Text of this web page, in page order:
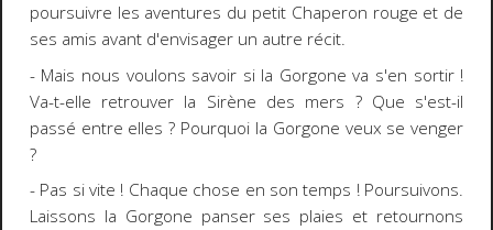
poursuivre les aventures du petit Chaperon rouge et de
ses amis avant d'envisager un autre récit.
- Mais nous voulons savoir si la Gorgone va s'en sortir !
Va-t-elle retrouver la Sirène des mers ? Que s'est-il
passé entre elles ? Pourquoi la Gorgone veux se venger
?
- Pas si vite ! Chaque chose en son temps ! Poursuivons.
Laissons la Gorgone panser ses plaies et retournons